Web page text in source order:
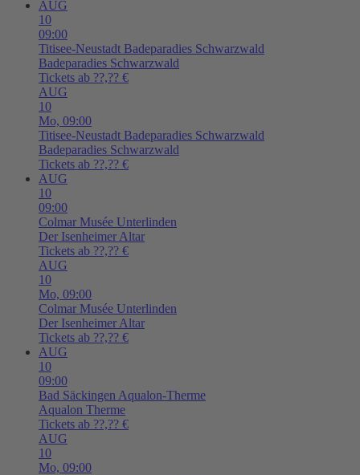
AUG
10
09:00
Titisee-Neustadt Badeparadies Schwarzwald
Badeparadies Schwarzwald
Tickets ab ??,?? €
AUG
10
Mo, 09:00
Titisee-Neustadt Badeparadies Schwarzwald
Badeparadies Schwarzwald
Tickets ab ??,?? €
AUG
10
09:00
Colmar Musée Unterlinden
Der Isenheimer Altar
Tickets ab ??,?? €
AUG
10
Mo, 09:00
Colmar Musée Unterlinden
Der Isenheimer Altar
Tickets ab ??,?? €
AUG
10
09:00
Bad Säckingen Aqualon-Therme
Aqualon Therme
Tickets ab ??,?? €
AUG
10
Mo, 09:00